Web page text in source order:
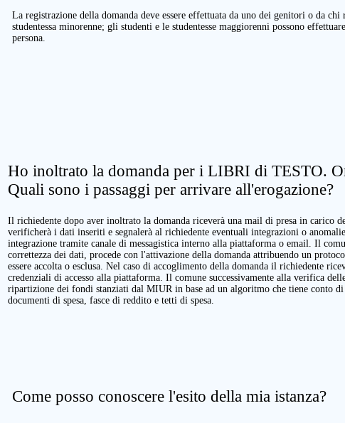
La registrazione della domanda deve essere effettuata da uno dei genitori o da chi
studentessa minorenne; gli studenti e le studentesse maggiorenni possono
persona.
Ho inoltrato la domanda per i LIBRI di TESTO.
Quali sono i passaggi per arrivare all'erogazione?
Il richiedente dopo aver inoltrato la domanda riceverà una mail di presa in carico
verificherà i dati inseriti e segnalerà al richiedente eventuali integrazioni o
integrazione tramite canale di messagistica interno alla piattaforma o email. Il
correttezza dei dati, procede con l'attivazione della domanda attribuendo un
essere accolta o esclusa. Nel caso di accoglimento della domanda il richiedente
credenziali di accesso alla piattaforma. Il comune successivamente alla verifica
ripartizione dei fondi stanziati dal MIUR in base ad un algoritmo che tiene conto
documenti di spesa, fasce di reddito e tetti di spesa.
Come posso conoscere l'esito della mia istanza?